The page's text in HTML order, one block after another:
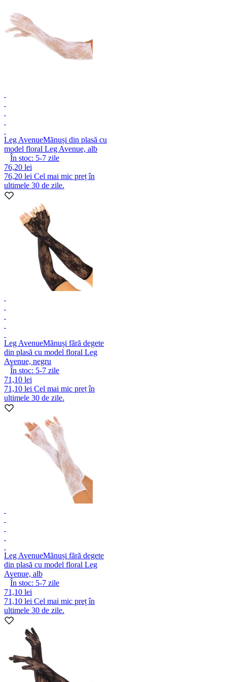
Leg AvenueMănuși din plasă cu
model floral Leg Avenue, alb
În stoc: 5-7 zile
76,20 lei
76,20 lei Cel mai mic preț în
ultimele 30 de zile.
Leg AvenueMănuși fără degete
din plasă cu model floral Leg
Avenue, negru
În stoc: 5-7 zile
71,10 lei
71,10 lei Cel mai mic preț în
ultimele 30 de zile.
Leg AvenueMănuși fără degete
din plasă cu model floral Leg
Avenue, alb
În stoc: 5-7 zile
71,10 lei
71,10 lei Cel mai mic preț în
ultimele 30 de zile.